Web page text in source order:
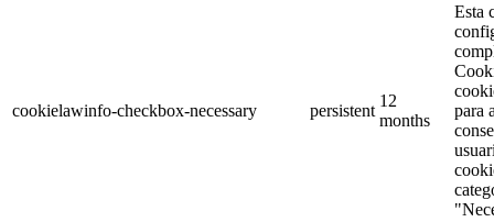
cookielawinfo-checkbox-necessary persistent
12
months
Esta
para